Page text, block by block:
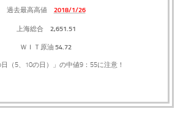
過去最高高値 2018/1/26
上海総合 2,651.51
ＷＩＴ原油 54.72
日（5、10の日）」の中値9：55に注意！